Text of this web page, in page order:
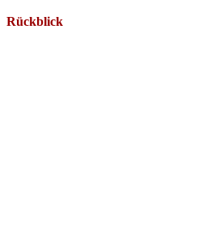
Rückblick